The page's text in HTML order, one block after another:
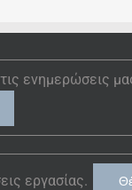
ενημερώσεις
εργασίας.